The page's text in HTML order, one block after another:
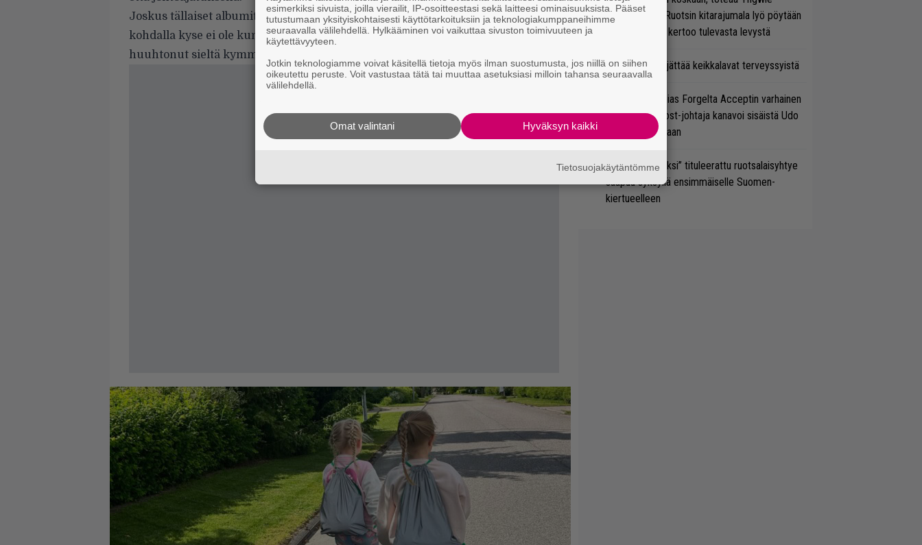
Joskus tällaiset albumit miel­tyvät välitöiksi tai saumakohdiksi. Karjalaisen
kohdalla kyse ei ole kummastakaan. Hän on vain astu­nut tarinoiden virtaan ja
huuhtonut sieltä kymmenen sievää hippua.
Malmsteen – Ruotsin kitarajumala lyö pöytään
uuden biisin ja kertoo tulevasta levystä
Glenn Hughes jättää keikkalavat terveyssyistä
Näin sujuu Tobias Forgelta Acceptin varhainen
tuotanto – Ghost-johtaja kanavoi sisäistä Udo
Dirkschneideriaan
”Uudeksi Kentiksi” tituleerattu ruotsalaisyhtye
saapuu syksyllä ensimmäiselle Suomen-
kiertueelleen
esimerkiksi sivuista, joilla vierailit, IP-osoitteestasi sekä laitteesi ominaisuuksista. Pääset
tutustumaan yksityiskohtaisesti käyttötarkoituksiin ja teknologiakumppaneihimme
seuraavalla välilehdellä. Hylkääminen voi vaikuttaa sivuston toimivuuteen ja
käytettävyyteen.
Jotkin teknologiamme voivat käsitellä tietoja myös ilman suostumusta, jos niillä on siihen
oikeutettu peruste. Voit vastustaa tätä tai muuttaa asetuksiasi milloin tahansa seuraavalla
välilehdellä.
Hyväksyn kaikki
Omat valintani
Tietosuojakäytäntömme